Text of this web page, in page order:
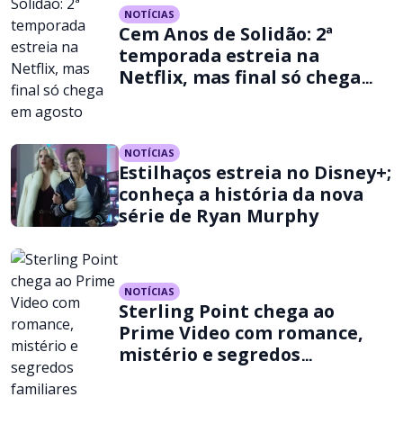
NOTÍCIAS
Cem Anos de Solidão: 2ª
temporada estreia na
Netflix, mas final só chega
NOTÍCIAS
Estilhaços estreia no Disney+;
conheça a história da nova
série de Ryan Murphy
NOTÍCIAS
Sterling Point chega ao
Prime Video com romance,
mistério e segredos